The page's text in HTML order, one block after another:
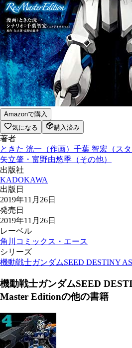
Amazonで購入
気になる
購入済み
著者
ときた 洸一 （作画） 千葉 智宏（スタ
矢立肇・富野由悠季 （その他）
出版社
KADOKAWA
出版日
2019年11月26日
発売日
2019年11月26日
レーベル
角川コミックス・エース
シリーズ
機動戦士ガンダムSEED DESTINY
機動戦士ガンダムSEED
Master Editionの他の書籍